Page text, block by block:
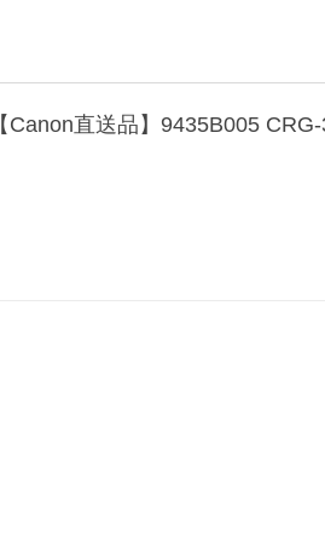
直送品】9435B005 CRG-